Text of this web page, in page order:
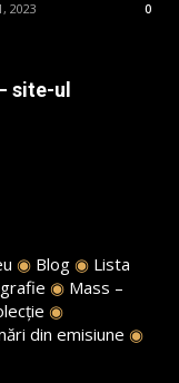
2023 0
site-ul
◉ Blog ◉ Lista
◉ Mass –
◉
din emisiune ◉